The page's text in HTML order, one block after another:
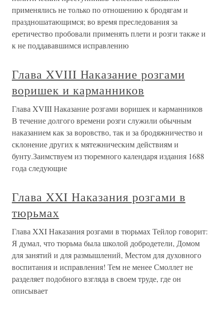
применялись не только по отношению к бродягам и
праздношатающимся; во время преследования за
еретичество пробовали применять плети и розги также и
к не поддававшимся исправлению
Глава XVIII Наказание розгами
воришек и карманников
Глава XVIII Наказание розгами воришек и карманников
В течение долгого времени розги служили обычным
наказанием как за воровство, так и за бродяжничество и
склонение других к мятежническим действиям и
бунту.Заимствуем из тюремного календаря издания 1688
года следующие
Глава XXI Наказания розгами в
тюрьмах
Глава XXI Наказания розгами в тюрьмах Тейлор говорит:
Я думал, что тюрьма была школой добродетели, Домом
для занятий и для размышлений, Местом для духовного
воспитания и исправления! Тем не менее Смоллет не
разделяет подобного взгляда в своем труде, где он
описывает